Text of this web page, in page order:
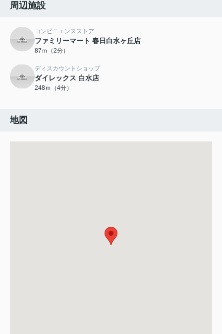
周辺施設
コンビニエンスストア
ファミリーマート 春日白水ヶ丘店
87ｍ（2分）
ディスカウントショップ
ダイレックス 白水店
248ｍ（4分）
地図